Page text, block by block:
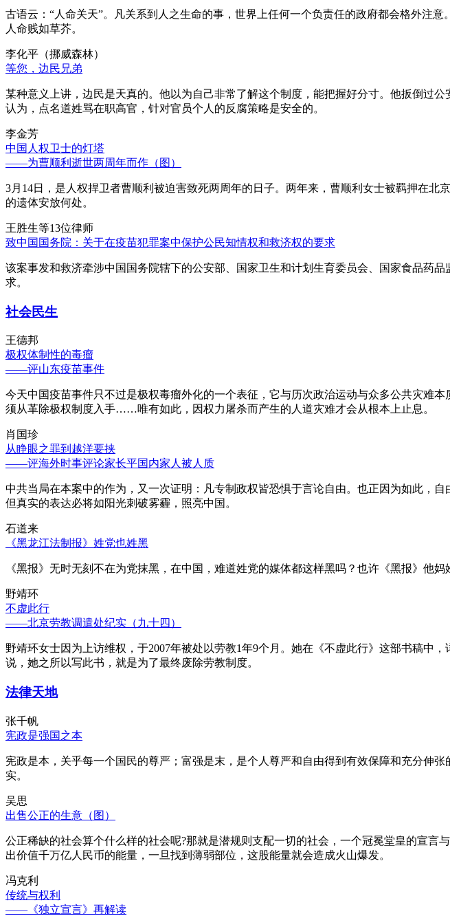
古语云：“人命关天”。凡关系到人之生命的事，世界上任何一个负责任的政府都会格外注
人命贱如草芥。
李化平（挪威森林）
等您，边民兄弟
某种意义上讲，边民是天真的。他以为自己非常了解这个制度，能把握好分寸。他扳倒过
认为，点名道姓骂在职高官，针对官员个人的反腐策略是安全的。
李金芳
中国人权卫士的灯塔
——为曹顺利逝世两周年而作（图）
3月14日，是人权捍卫者曹顺利被迫害致死两周年的日子。两年来，曹顺利女士被羁押在
的遗体安放何处。
王胜生等13位律师
致中国国务院：关于在疫苗犯罪案中保护公民知情权和救济权的要求
该案事发和救济牵涉中国国务院辖下的公安部、国家卫生和计划生育委员会、国家食品药
求。
社会民生
王德邦
极权体制性的毒瘤
——评山东疫苗事件
今天中国疫苗事件只不过是极权毒瘤外化的一个表征，它与历次政治运动与众多公共灾难
须从革除极权制度入手……唯有如此，因权力屠杀而产生的人道灾难才会从根本上止息。
肖国珍
从睁眼之罪到越洋要挟
——评海外时事评论家长平国内家人被人质
中共当局在本案中的作为，又一次证明：凡专制政权皆恐惧于言论自由。也正因为如此，
但真实的表达必将如阳光刺破雾霾，照亮中国。
石道来
《黑龙江法制报》姓党也姓黑
《黑报》无时无刻不在为党抹黑，在中国，难道姓党的媒体都这样黑吗？也许《黑报》他妈
野靖环
不虚此行
——北京劳教调遣处纪实（九十四）
野靖环女士因为上访维权，于2007年被处以劳教1年9个月。她在《不虚此行》这部书稿中
说，她之所以写此书，就是为了最终废除劳教制度。
法律天地
张千帆
宪政是强国之本
宪政是本，关乎每一个国民的尊严；富强是末，是个人尊严和自由得到有效保障和充分伸
实。
吴思
出售公正的生意（图）
公正稀缺的社会算个什么样的社会呢?那就是潜规则支配一切的社会，一个冠冕堂皇的宣
出价值千万亿人民币的能量，一旦找到薄弱部位，这股能量就会造成火山爆发。
冯克利
传统与权利
——《独立宣言》再解读